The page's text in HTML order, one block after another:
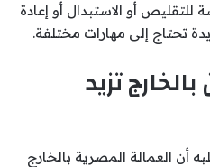
أو الاستبدال أو إعادة
تحتاج إلى مهارات مختلفة.
تزيد
أن العمالة المصرية بالخارج